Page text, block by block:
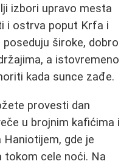
izbori upravo mesta
i ostrva poput Krfa i
široke, dobro
a istovremeno
kada sunce zađe.
provesti dan
u brojnim kafićima i
gde je
tokom cele noći. Na